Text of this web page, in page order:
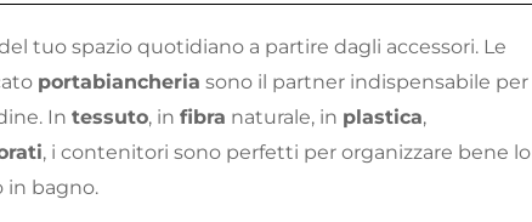
tuo spazio quotidiano a partire dagli accessori. Le
portabiancheria sono il partner indispensabile per
In tessuto, in fibra naturale, in plastica,
, i contenitori sono perfetti per organizzare bene lo
in bagno.